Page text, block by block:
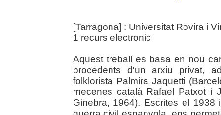
[Tarragona] : Universitat Rovira i
1 recurs electronic
Aquest treball es basa en nou
procedents d'un arxiu privat,
folklorista Palmira Jaquetti
mecenes català Rafael Patxot i
Ginebra, 1964). Escrites el